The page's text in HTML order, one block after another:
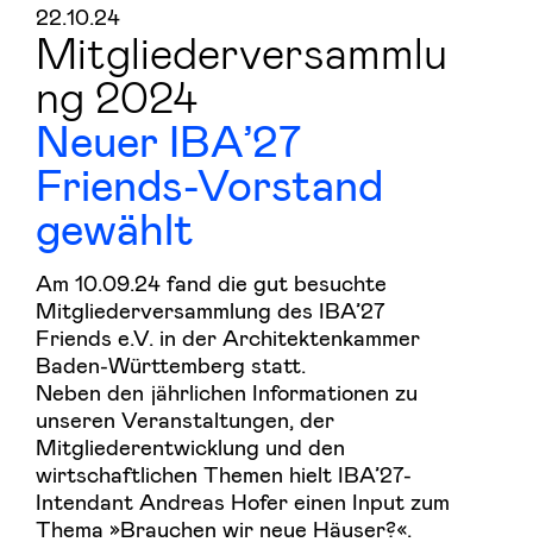
22.10.24
Mitgliederversammlu
ng 2024
Neuer IBA’27
Friends-Vorstand
gewählt
Am 10.09.24 fand die gut besuchte
Mitgliederversammlung des IBA’27
Friends e.V. in der Architektenkammer
Baden-Württemberg statt.
Neben den jährlichen Informationen zu
unseren Veranstaltungen, der
Mitgliederentwicklung und den
wirtschaftlichen Themen hielt IBA’27-
Intendant Andreas Hofer einen Input zum
Thema »Brauchen wir neue Häuser?«.